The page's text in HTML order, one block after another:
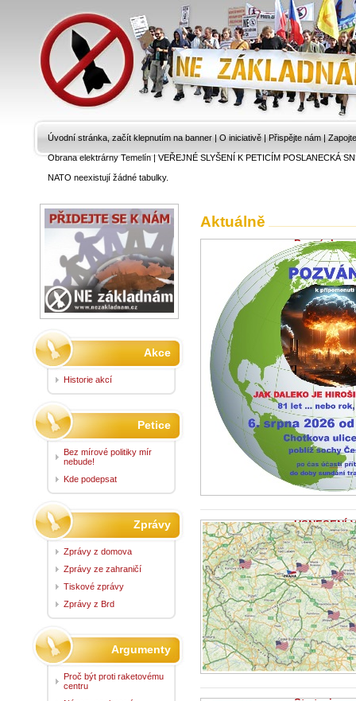
Úvodní stránka, začít klepnutím na banner | O iniciativě | Přispějte nám |
Obrana elektrárny Temelín|VEŘEJNÉ SLYŠENÍ K PETICÍM POSLANECKÁ
NATO neexistují žádné tabulky.
Aktuálně
Pozvánka
4.8.2026 -
Cílový komisní
výboru
USNESENÍ
července
4.8.2026 -
USNESENÍ
449 k návrhu
Akce
Historie akcí
Petice
Bez mírové politiky mír
nebude!
Kde podepsat
Zprávy
Zprávy z domova
Zprávy ze zahraničí
Tiskové zprávy
Zprávy z Brd
Argumenty
Proč být proti raketovému
centru